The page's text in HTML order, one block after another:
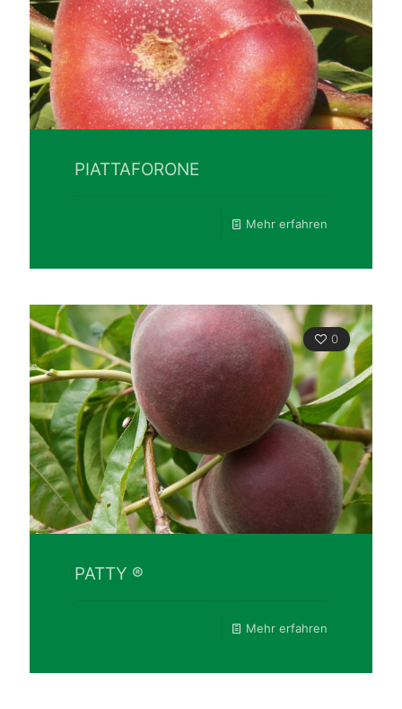
PIATTAFORONE
Mehr erfahren
0
PATTY ®
Mehr erfahren